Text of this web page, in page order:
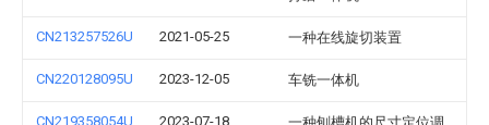
CN213257526U 2021-05-25 一种在线旋切装置
CN220128095U 2023-12-05 车铣一体机
CN219358054U 2023-07-18